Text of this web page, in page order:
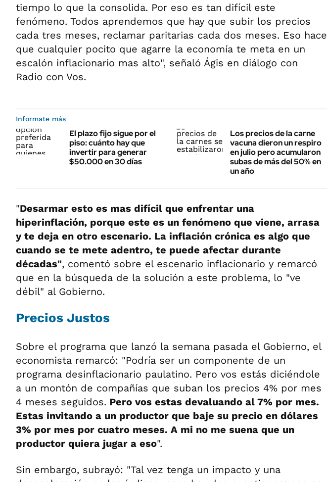
tiempo lo que la consolida. Por eso es tan difícil este
fenómeno. Todos aprendemos que hay que subir los precios
cada tres meses, reclamar paritarias cada dos meses. Eso hace
que cualquier pocito que agarre la economía te meta en un
escalón inflacionario mas alto", señaló Ágis en diálogo con
Radio con Vos.
Informate más
El plazo fijo sigue por el
piso: cuánto hay que
invertir para generar
$50.000 en 30 días
Los precios de la carne
vacuna dieron un respiro
en julio pero acumularon
subas de más del 50% en
un año
"Desarmar esto es mas difícil que enfrentar una
hiperinflación, porque este es un fenómeno que viene, arrasa
y te deja en otro escenario. La inflación crónica es algo que
cuando se te mete adentro, te puede afectar durante
décadas", comentó sobre el escenario inflacionario y remarcó
que en la búsqueda de la solución a este problema, lo "ve
débil" al Gobierno.
Precios Justos
Sobre el programa que lanzó la semana pasada el Gobierno, el
economista remarcó: "Podría ser un componente de un
programa desinflacionario paulatino. Pero vos estás diciéndole
a un montón de compañías que suban los precios 4% por mes
4 meses seguidos. Pero vos estas devaluando al 7% por mes.
Estas invitando a un productor que baje su precio en dólares
3% por mes por cuatro meses. A mi no me suena que un
productor quiera jugar a eso".
Sin embargo, subrayó: "Tal vez tenga un impacto y una